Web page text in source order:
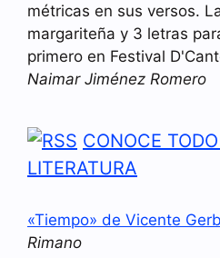
métricas en sus versos.
margariteña y 3 letras
primero en Festival
Naimar Jiménez Romero
CONOCE
LITERATURA
«Tiempo» de Vicente
Rimano